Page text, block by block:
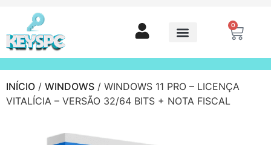
0
INÍCIO / WINDOWS / WINDOWS 11 PRO – LICENÇA
VITALÍCIA – VERSÃO 32/64 BITS + NOTA FISCAL